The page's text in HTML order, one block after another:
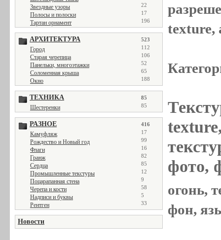
Звездные узоры 22
Полосы и полоски 17
Тартан орнамент 196
АРХИТЕКТУРА 523
Город 112
Старая черепица 106
Панельки, многоэтажки 52
Соломенная крыша 65
Окно 188
ТЕХНИКА 85
Шестеренки 85
РАЗНОЕ 416
Камуфляж 17
Рождество и Новый год 99
Флаги 16
Гранж 82
Сердца 85
Промышленные текстуры 12
Поцарапанная стена 9
Черепа и кости 58
Надписи и буквы 5
Рентген 33
Новости
texture,
фото,
огонь,
фон,